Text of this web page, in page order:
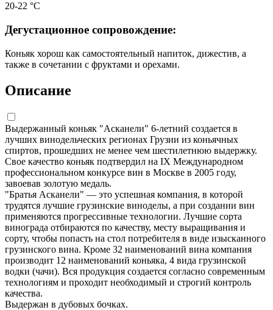
20-22 °С
Дегустационное сопровождение:
Коньяк хорош как самостоятельный напиток, дижестив, а
также в сочетании с фруктами и орехами.
Описание
Выдержанный коньяк "Асканели" 6-летний создается в
лучших винодельческих регионах Грузии из коньячных
спиртов, прошедших не менее чем шестилетнюю выдержку.
Свое качество коньяк подтвердил на IX Международном
профессиональном конкурсе вин в Москве в 2005 году,
завоевав золотую медаль.
"Братья Асканели" — это успешная компания, в которой
трудятся лучшие грузинские виноделы, а при создании вин
применяются прогрессивные технологии. Лучшие сорта
винограда отбираются по качеству, месту выращивания и
сорту, чтобы попасть на стол потребителя в виде изысканного
грузинского вина. Кроме 32 наименований вина компания
производит 12 наименований коньяка, 4 вида грузинской
водки (чачи). Вся продукция создается согласно современным
технологиям и проходит необходимый и строгий контроль
качества.
Выдержан в дубовых бочках.